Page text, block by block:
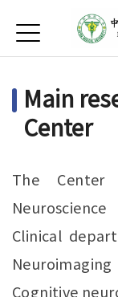
About Us
Faculty
Research
Activity
Publication
Chinese
Main
Center
The Center
Clinical
Cognitive